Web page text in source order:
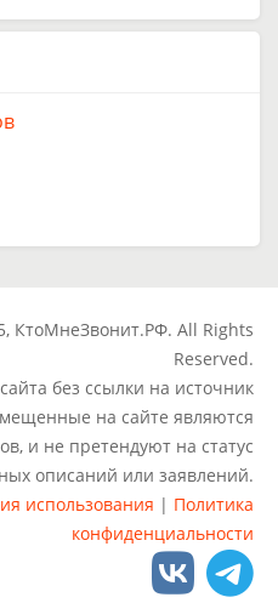
КтоМнеЗвонит.РФ. All Rights
Reserved.
без ссылки на источник
на сайте являются
и не претендуют на статус
описаний или заявлений.
использования | Политика
конфиденциальности